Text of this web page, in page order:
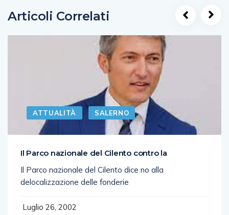
Articoli Correlati
ATTUALITÀ SALERNO
Il Parco nazionale del Cilento contro la
Il Parco nazionale del Cilento dice no alla
delocalizzazione delle fonderie
Luglio 26, 2002